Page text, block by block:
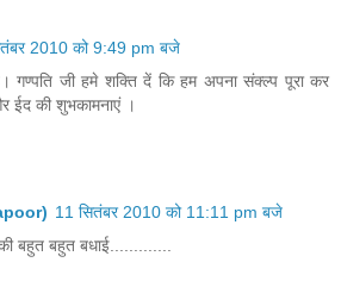
2010 को 9:49 pm बजे
गण्पति जी हमे शक्ति दें कि हम अपना संक्ल्प पूरा कर
ईद की शुभकामनाएं ।
11 सितंबर 2010 को 11:11 pm बजे
बहुत बहुत बधाई.............